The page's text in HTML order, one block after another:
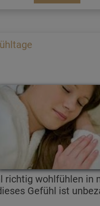
richtig wohlfühlen in
Gefühl ist